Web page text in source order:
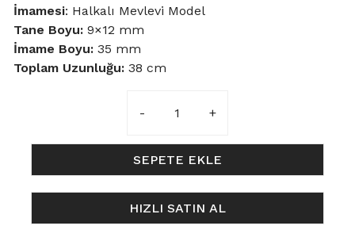
İmamesi: Halkalı Mevlevi Model
Tane Boyu: 9×12 mm
İmame Boyu: 35 mm
Toplam Uzunluğu: 38 cm
Limon
Tesbih
-
Halkalı
Mevlevi
SEPETE EKLE
HIZLI SATIN AL